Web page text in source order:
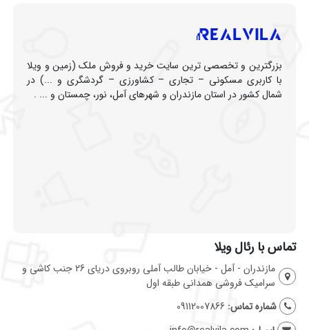
بزرگترین و تخصصی ترین سایت خرید و فروش ملک (زمین و ویلا
با کاربری مسکونی – تجاری – کشاورزی – گردشگری و ...) در
شمال کشور در استان مازندران و شهرهای آمل، نور، چمستان و ... .
تماس با رئال ویلا
مازندران - آمل - خیابان طالب آملی روبروی دریای 26 جنب کاشی و
سرامیک فروشی همدانی طبقه اول
شماره تماس: 09112007866